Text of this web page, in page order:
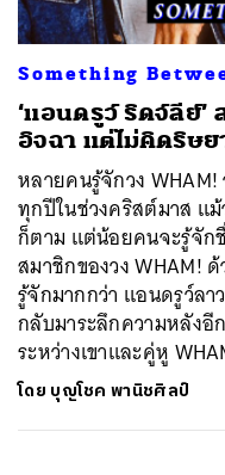
Something
‘แอนดรูว์ ริดจ์ลีย์’
อิจฉา แต่ไม่คิดริษ
หลายคนรู้จักวง
ทุกปีในช่วงคริสต์มาส แม้
ก็ตาม แต่น้อยคนจะรู้จัก
สมาชิกของวง WHAM!
รู้จักมากกว่า แอนดรูว์ลา
กลับมาระลึกความหลังอี
ระหว่างเขาและคู่หู
โดย บุญโชค พานิชศิลป์
ค้นหา
SHARE